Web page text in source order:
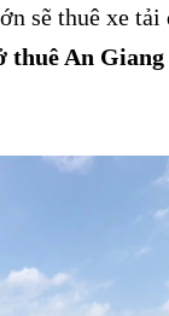
sẽ thuê xe
thuê An Giang